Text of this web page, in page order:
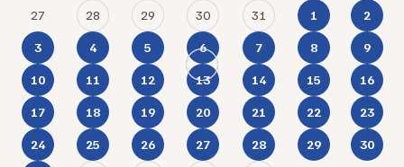
27 28 29 30 31 1 2
3 4 5 6 7 8 9
10 11 12 13 14 15 16
17 18 19 20 21 22 23
24 25 26 27 28 29 30